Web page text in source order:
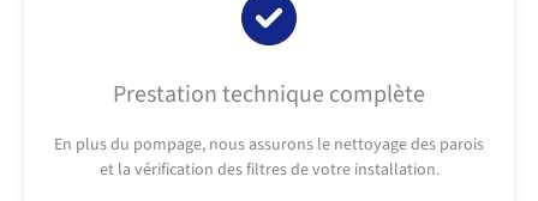
Prestation technique complète
En plus du pompage, nous assurons le nettoyage des parois
et la vérification des filtres de votre installation.